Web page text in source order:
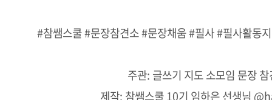
#참쌤스쿨 #문장참견소 #문장채움 #필사 #필사활동
주관: 글쓰기 지도 소모임 문장
제작: 참쌤스쿨 10기 임하은 선생님